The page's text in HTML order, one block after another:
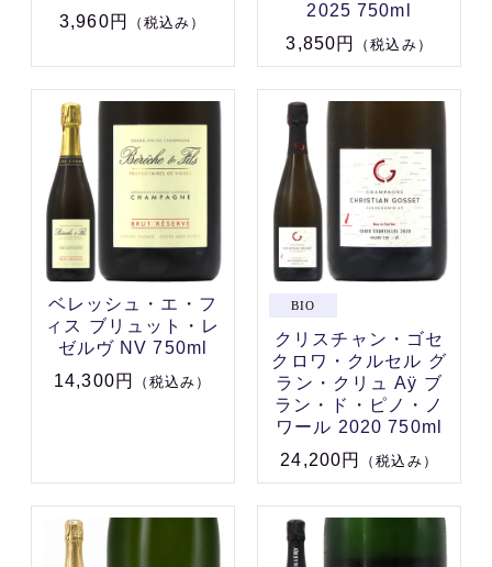
3,960円
（税込み）
2025 750ml
3,850円
（税込み）
ベレッシュ・エ・フ
ィス ブリュット・レ
ゼルヴ NV 750ml
14,300円
（税込み）
クリスチャン・ゴセ
クロワ・クルセル グ
ラン・クリュ Aÿ ブ
ラン・ド・ピノ・ノ
ワール 2020 750ml
24,200円
（税込み）